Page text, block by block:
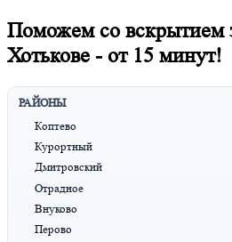
Поможем со вскрытием
Хотькове - от 15 минут!
РАЙОНЫ
Коптево
Курортный
Дмитровский
Отрадное
Внуково
Перово